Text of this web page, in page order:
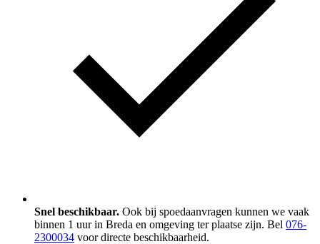
Snel beschikbaar. Ook bij spoedaanvragen kunnen we vaak
binnen 1 uur in Breda en omgeving ter plaatse zijn. Bel 076-
2300034 voor directe beschikbaarheid.